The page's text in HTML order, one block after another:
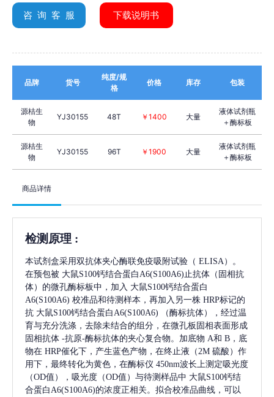
咨 询 客 服 下载说明书
品牌 货号
纯度/规
格
价格 库存 包装
源桔生
物
YJ30155 48T ￥1400 大量
液体试剂瓶
＋酶标板
源桔生
物
YJ30155 96T ￥1900 大量
液体试剂瓶
＋酶标板
商品详情
检测原理 :
本试剂盒采用双抗体夹心酶联免疫吸附试验（ ELISA）。
在预包被 大鼠S100钙结合蛋白A6(S100A6) 止抗体（固相抗
体）的微孔酶标板中，加入 大鼠S100钙结合蛋白
A6(S100A6) 校准品和待测样本，再加入另一株 HRP标记的
抗 大鼠S100钙结合蛋白A6(S100A6)
（酶标抗体），经过温
育与充分洗涤，去除未结合的组分，在微孔板固相表面形成
固相抗体 -抗原-酶标抗体的夹心复合物。加底物 A和 B，底
物在 HRP催化下，产生蓝色产物，在终止液（2M 硫酸）作
用下，最终转化为黄色，在酶标仪 450nm波长上测定吸光度
（OD值），吸光度（OD值）与待测样品中 大鼠S100钙结
合蛋白A6(S100A6)的浓度正相关。拟合校准品曲线，可以